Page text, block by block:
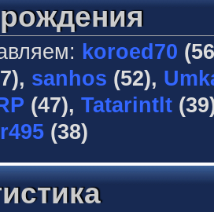
koroed70
sanhos (52),
(47), Tatarintlt
(38)